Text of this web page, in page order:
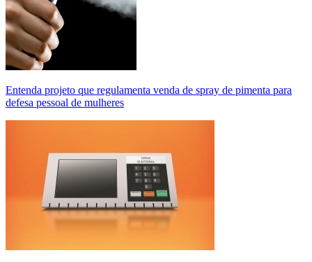
Entenda projeto que regulamenta venda de spray de pimenta para
defesa pessoal de mulheres